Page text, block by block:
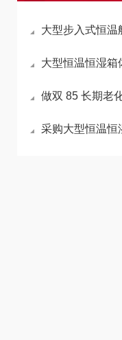
大型步入式恒温舱底部积水
大型恒温恒湿箱体保温层
做双 85 长期老化，大型恒温恒
采购大型恒温恒湿舱为何